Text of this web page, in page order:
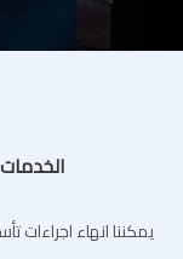
يمكننا انهاء اجراءات